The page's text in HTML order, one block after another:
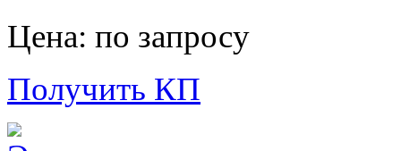
Цена: по запросу
Получить КП